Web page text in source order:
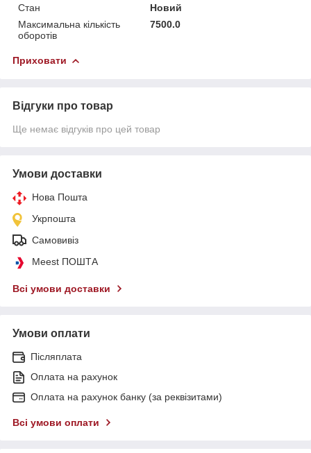
Стан
Новий
Максимальна кількість
оборотів
7500.0
Приховати
Відгуки про товар
Ще немає відгуків про цей товар
Умови доставки
Нова Пошта
Укрпошта
Самовивіз
Meest ПОШТА
Всі умови доставки
Умови оплати
Післяплата
Оплата на рахунок
Оплата на рахунок банку (за реквізитами)
Всі умови оплати